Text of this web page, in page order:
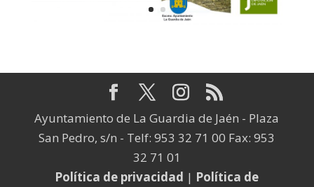
Ayuntamiento de La Guardia de Jaén - Plaza
San Pedro, s/n - Telf: 953 32 71 00 Fax: 953
32 71 01
Política de privacidad | Política de